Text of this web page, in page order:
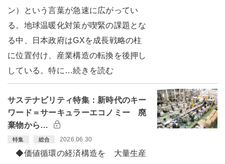
ン）という言葉が急速に広がってい
る。地球温暖化対策が喫緊の課題とな
る中、日本政府はGXを成長戦略の柱
に位置付け、産業構造の転換を後押し
している。特に…続きを読む
サステナビリティ特集：新時代のキー
ワード＝サーキュラーエコノミー 廃
棄物から…
特集 総合 2026.06.30
◆価値循環の経済構造を 大量生産